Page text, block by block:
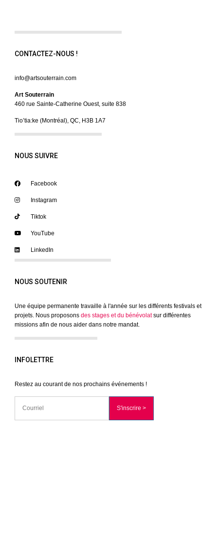
CONTACTEZ-NOUS !
info@artsouterrain.com
Art Souterrain
460 rue Sainte-Catherine Ouest, suite 838
Tio’tia:ke (Montréal), QC, H3B 1A7
NOUS SUIVRE
Facebook
Instagram
Tiktok
YouTube
LinkedIn
NOUS SOUTENIR
Une équipe permanente travaille à l'année sur les différents festivals et
projets. Nous proposons des stages et du bénévolatsur différentes
missions afin de nous aider dans notre mandat.
INFOLETTRE
Restez au courant de nos prochains événements !